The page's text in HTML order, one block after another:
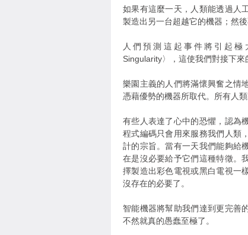
如果有這麼一天，人類能透過人
製造出另一台超越它的機器；然
人們預測這起事件將引起極
Singularity〉，這使我們對接下來
樂園主義的人們將滿懷興奮之情
憑藉優勢的機器所取代。所有人
有些人表達了心中的恐懼，認為
程式編碼只會用來服務我們人類
計的宗旨。當有一天我們能夠給
在是沒必要給予它們這種特徵。
擇製造出彩色電視或黑白電視一
沒存在的必要了。
智能機器將幫助我們達到更完善
不然就真的愚蠢至極了。